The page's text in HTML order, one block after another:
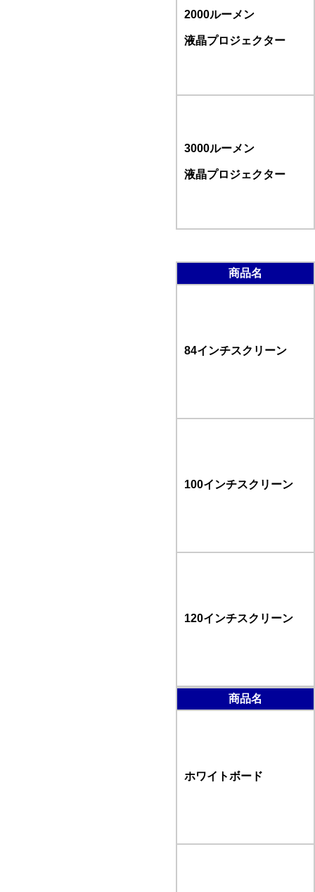
2000ルーメン
液晶プロジェクター
3000ルーメン
液晶プロジェクター
商品名
84インチスクリーン
100インチスクリーン
120インチスクリーン
商品名
ホワイトボード